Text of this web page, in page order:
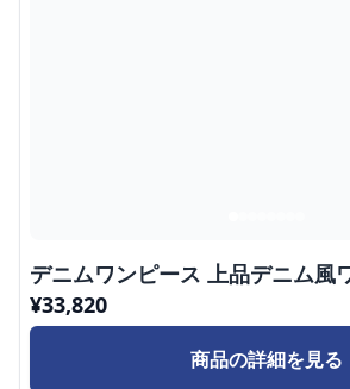
デニムワンピース 上品デニム風
¥33,820
商品の詳細を見る